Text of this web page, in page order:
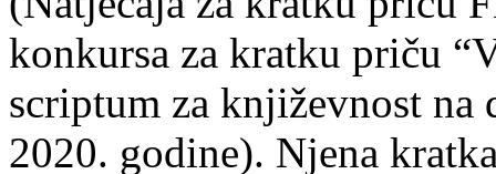
konkursa za kratku priču
scriptum za književnost na
2020. godine). Njena